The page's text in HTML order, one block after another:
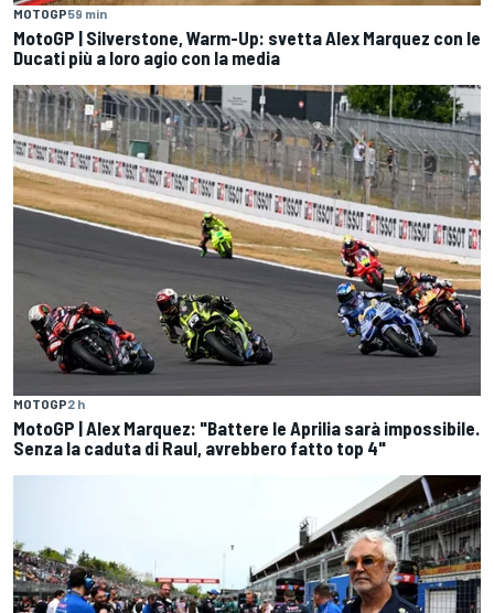
MOTOGP59 min
MotoGP | Silverstone, Warm-Up: svetta Alex Marquez con le
Ducati più a loro agio con la media
MOTOGP2 h
MotoGP | Alex Marquez: "Battere le Aprilia sarà impossibile.
Senza la caduta di Raul, avrebbero fatto top 4"